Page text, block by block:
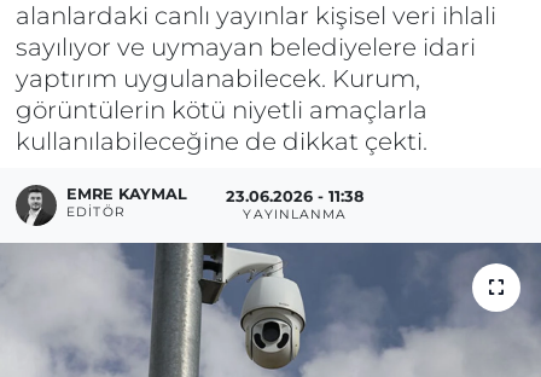
alanlardaki canlı yayınlar kişisel veri ihlali
sayılıyor ve uymayan belediyelere idari
yaptırım uygulanabilecek. Kurum,
görüntülerin kötü niyetli amaçlarla
kullanılabileceğine de dikkat çekti.
EMRE KAYMAL
EDITÖR
23.06.2026 - 11:38
YAYINLANMA